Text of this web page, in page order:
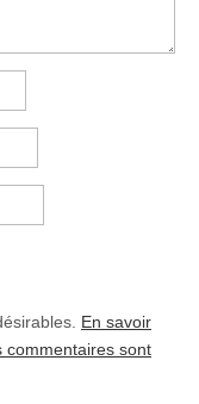
En savoir
commentaires sont